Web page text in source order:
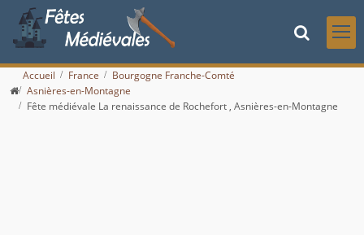
Accueil France
Bourgogne Franche-Comté
Asnières-en-Montagne
Fête médiévale La renaissance de Rochefort , Asnières-en-Montagne